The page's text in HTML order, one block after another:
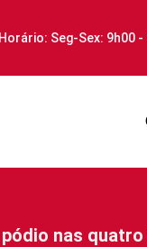
Horário: Seg-Sex: 9h00 -
nas